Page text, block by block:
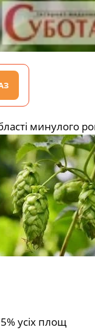
минулого
усіх площ